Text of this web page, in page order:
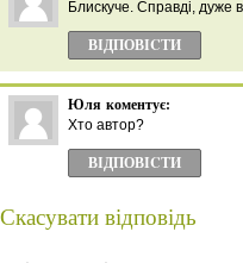
Блискуче. Справді, дуже
ВІДПОВІCТИ
Юля коментує:
Хто автор?
ВІДПОВІCТИ
Скасувати відповідь